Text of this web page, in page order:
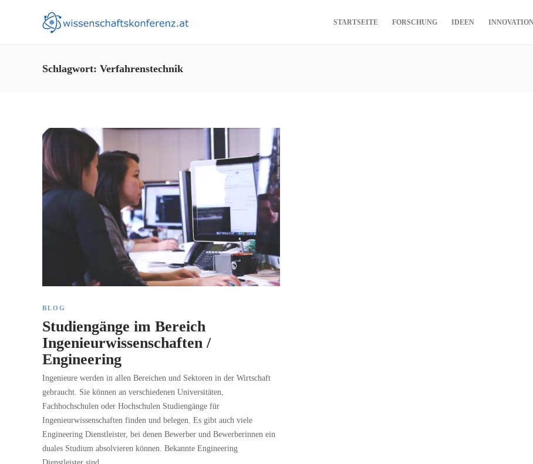
STARTSEITE FORSCHUNG IDEEN
Schlagwort: Verfahrenstechnik
BLOG
Studiengänge im Bereich
Ingenieurwissenschaften /
Engineering
Ingenieure werden in allen Bereichen und Sektoren in der Wirtschaft
gebraucht. Sie können an verschiedenen Universitäten,
Fachhochschulen oder Hochschulen Studiengänge für
Ingenieurwissenschaften finden und belegen. Es gibt auch viele
Engineering Dienstleister, bei denen Bewerber und Bewerberinnen ein
duales Studium absolvieren können. Bekannte Engineering